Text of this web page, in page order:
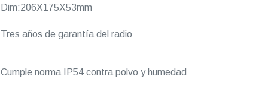
Dim:206X175X53mm
Tres años de garantía del radio
Cumple norma IP54 contra polvo y humedad